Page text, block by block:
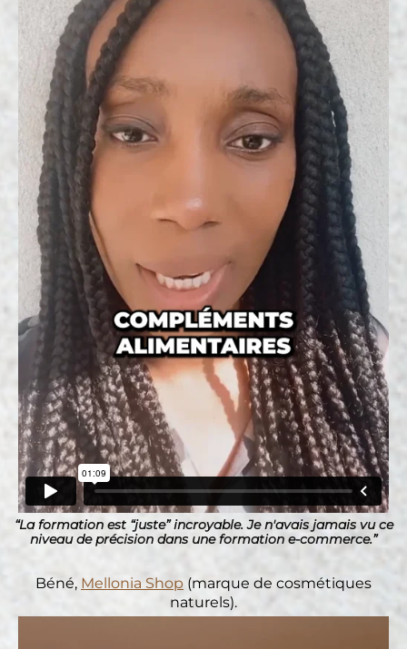
“La formation est “juste” incroyable. Je n'avais jamais vu ce
niveau de précision dans une formation e-commerce.”
Béné, Mellonia Shop (marque de cosmétiques
naturels).